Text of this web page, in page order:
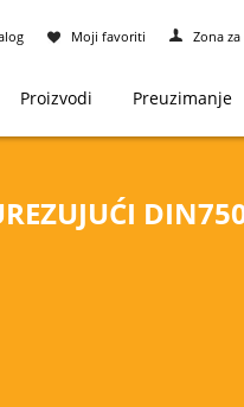
Moji favoriti Zona
Proizvodi Preuzimanje